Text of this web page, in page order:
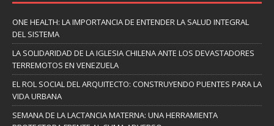
ONE HEALTH: LA IMPORTANCIA DE ENTENDER LA SALUD INTEGRAL
DEL SISTEMA
LA SOLIDARIDAD DE LA IGLESIA CHILENA ANTE LOS DEVASTADORES
TERREMOTOS EN VENEZUELA
EL ROL SOCIAL DEL ARQUITECTO: CONSTRUYENDO PUENTES PARA LA
VIDA URBANA
SEMANA DE LA LACTANCIA MATERNA: UNA HERRAMIENTA